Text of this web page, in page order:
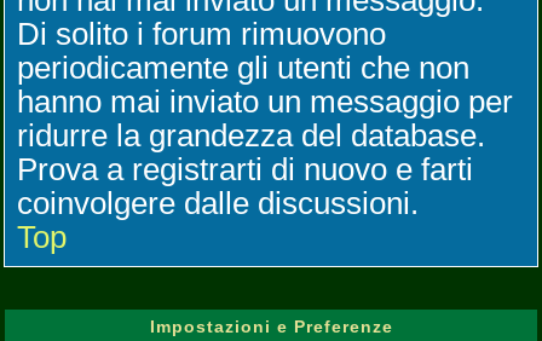
Di solito i forum rimuovono
periodicamente gli utenti che non
hanno mai inviato un messaggio per
ridurre la grandezza del database.
Prova a registrarti di nuovo e farti
coinvolgere dalle discussioni.
Top
Impostazioni e Preferenze